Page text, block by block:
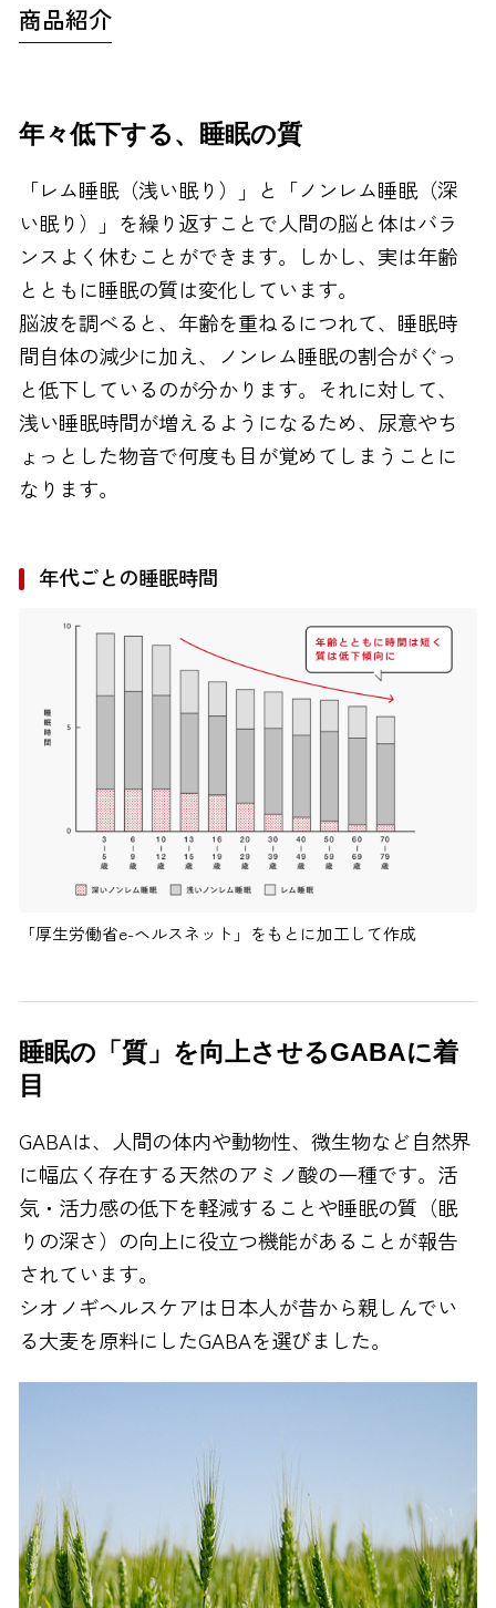
0120-810-130
24時間自動受付
商品紹介
年々低下する、睡眠の質
「レム睡眠（浅い眠り）」と「ノンレム睡眠（深
い眠り）」を繰り返すことで人間の脳と体はバラ
ンスよく休むことができます。しかし、実は年齢
とともに睡眠の質は変化しています。
脳波を調べると、年齢を重ねるにつれて、睡眠時
間自体の減少に加え、ノンレム睡眠の割合がぐっ
と低下しているのが分かります。それに対して、
浅い睡眠時間が増えるようになるため、尿意やち
ょっとした物音で何度も目が覚めてしまうことに
なります。
年代ごとの睡眠時間
「厚生労働省e-ヘルスネット」をもとに加工して作成
睡眠の「質」を向上させるGABAに着
目
GABAは、人間の体内や動物性、微生物など自然界
に幅広く存在する天然のアミノ酸の一種です。活
気・活力感の低下を軽減することや睡眠の質（眠
りの深さ）の向上に役立つ機能があることが報告
されています。
シオノギヘルスケアは日本人が昔から親しんでい
る大麦を原料にしたGABAを選びました。